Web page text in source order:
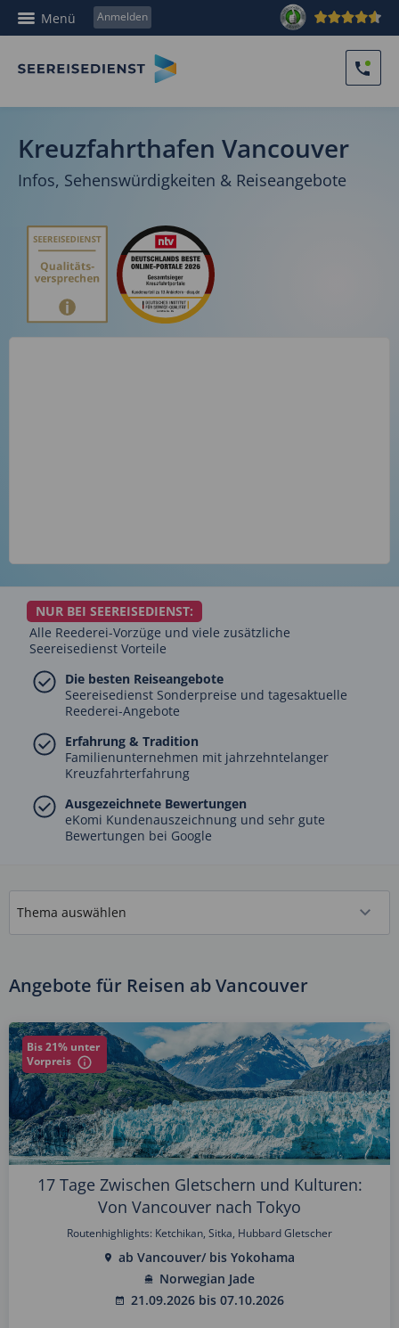
Menü Anmelden
Kreuzfahrthafen Vancouver
Infos, Sehenswürdigkeiten & Reiseangebote
NUR BEI SEEREISEDIENST:
Alle Reederei-Vorzüge und viele zusätzliche
Seereisedienst Vorteile
Die besten Reiseangebote
Seereisedienst Sonderpreise und tagesaktuelle
Reederei-Angebote
Erfahrung & Tradition
Familienunternehmen mit jahrzehntelanger
Kreuzfahrterfahrung
Ausgezeichnete Bewertungen
eKomi Kundenauszeichnung und sehr gute
Bewertungen bei Google
Angebote für Reisen ab Vancouver
Bis 21% unter
Vorpreis
17 Tage Zwischen Gletschern und Kulturen:
Von Vancouver nach Tokyo
Routenhighlights: Ketchikan, Sitka, Hubbard Gletscher
ab Vancouver/ bis Yokohama
Norwegian Jade
21.09.2026 bis 07.10.2026